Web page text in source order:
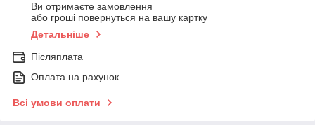
Ви отримаєте замовлення
або гроші повернуться на вашу картку
Детальніше
Післяплата
Оплата на рахунок
Всі умови оплати